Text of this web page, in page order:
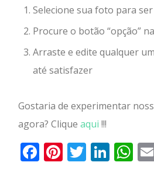
Selecione sua foto para
Procure o botão “opção”
Arraste e edite qualquer
até satisfazer
Gostaria de experimentar
agora? Cliqueaqui !!!
Facebook
Pinterest
Twitter